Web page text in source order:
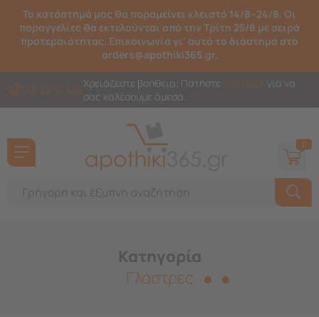
Το κατάστημά μας θα παραμείνει κλειστό 14/8–24/8. Οι
παραγγελίες θα εκτελούνται από την Τρίτη 25/8 με σειρά
προτεραιότητας. Επικοινωνία γι' αυτό το διάστημα στο
orders@apothiki365.gr.
210 23 10 365Χρειάζεστε βοήθεια; Πατήστε Call Back για να
σας καλέσουμε άμεσα.
0
Κατηγορία
Γλάστρες